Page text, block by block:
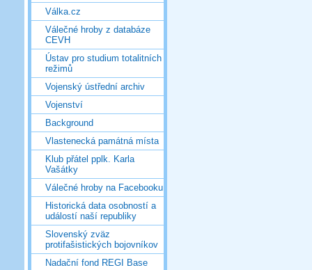
Válka.cz
Válečné hroby z databáze
CEVH
Ústav pro studium totalitních
režimů
Vojenský ústřední archiv
Vojenství
Background
Vlastenecká památná místa
Klub přátel pplk. Karla
Vašátky
Válečné hroby na Facebooku
Historická data osobností a
událostí naší republiky
Slovenský zväz
protifašistických bojovníkov
Nadační fond REGI Base